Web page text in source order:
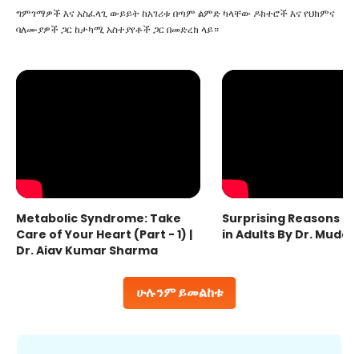
ሁሉንም ይመልከቱ
ግምገማዎች እና አስፈላጊ ውይይት ከአገሪቱ በጣም ልምድ ካላቸው ዶክተሮች እና የህክምና
ባለሙያዎች ጋር ከታካሚ አስተያየቶች ጋር በመድረክ ላይ።
Metabolic Syndrome: Take
Care of Your Heart (Part - 1) |
Dr. Ajay Kumar Sharma
Surprising Reasons
in Adults By Dr.